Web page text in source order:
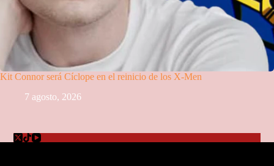
Kit Connor será Cíclope en el reinicio de los X-Men
7 agosto, 2026